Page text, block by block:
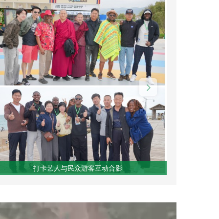
打卡艺人与民众游客互动合影